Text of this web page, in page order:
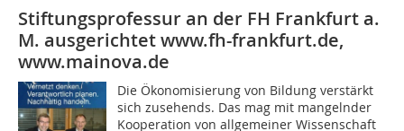
Stiftungsprofessur an der FH Frankfurt a.
M. ausgerichtet www.fh-frankfurt.de,
www.mainova.de
Die Ökonomisierung von Bildung verstärkt
sich zusehends. Das mag mit mangelnder
Kooperation von allgemeiner Wissenschaft